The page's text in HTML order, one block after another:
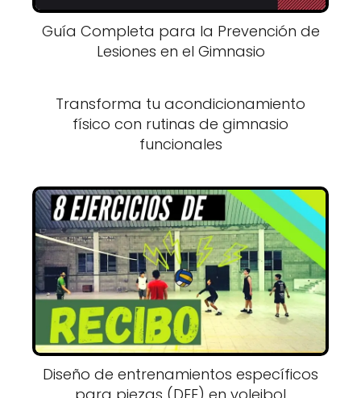
Guía Completa para la Prevención de
Lesiones en el Gimnasio
Transforma tu acondicionamiento
físico con rutinas de gimnasio
funcionales
Diseño de entrenamientos específicos